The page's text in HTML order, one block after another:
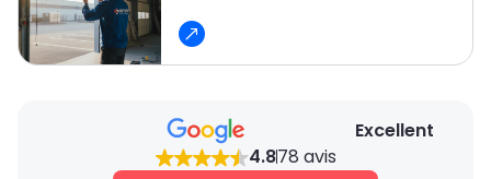
Excellent
4.878 avis